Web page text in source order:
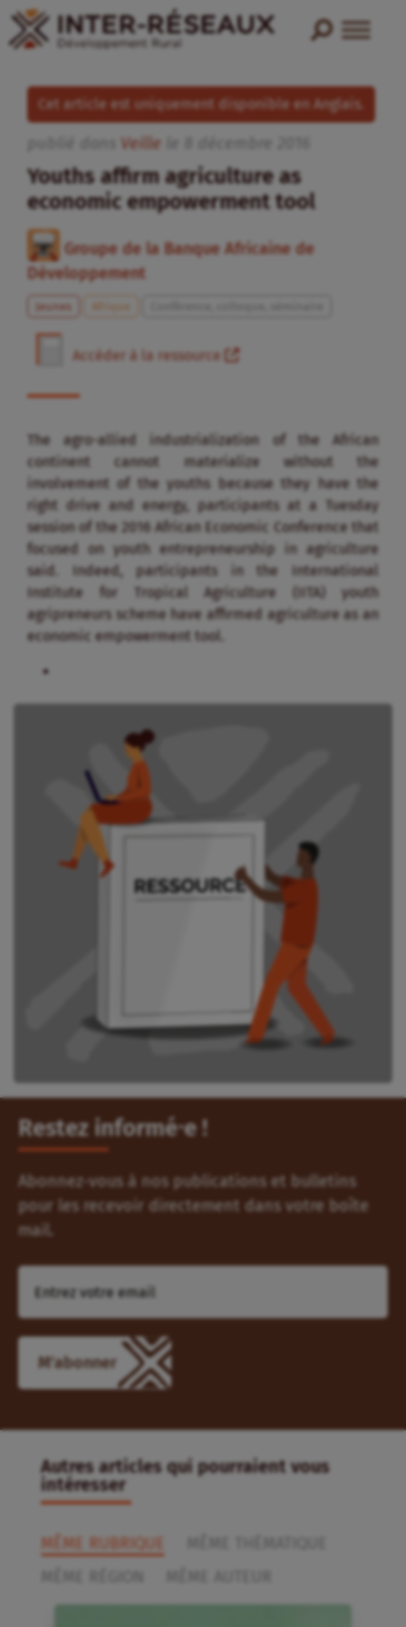
Cet article est uniquement disponible en Anglais.
Veille
Youths affirm agriculture as
economic empowerment tool
Groupe de la Banque Africaine de
Développement
Jeunes Afrique
Accéder à la ressource
The agro-allied industrialization of the African
continent cannot materialize without the
involvement of the youths because they have the
right drive and energy, participants at a Tuesday
session of the 2016 African Economic Conference that
focused on youth entrepreneurship in agriculture
said. Indeed, participants in the International
Institute for Tropical Agriculture (IITA) youth
agripreneurs scheme have affirmed agriculture as an
economic empowerment tool.
Restez informé⸱e !
Abonnez-vous à nos publications et bulletins
pour les recevoir directement dans votre boîte
mail.
Autres articles qui pourraient vous
intéresser
MÊME RUBRIQUE